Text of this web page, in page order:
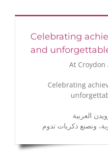
Celebrating
and
At Croydon
Celebrating
العربية
ونصنع ذكريات تدوم